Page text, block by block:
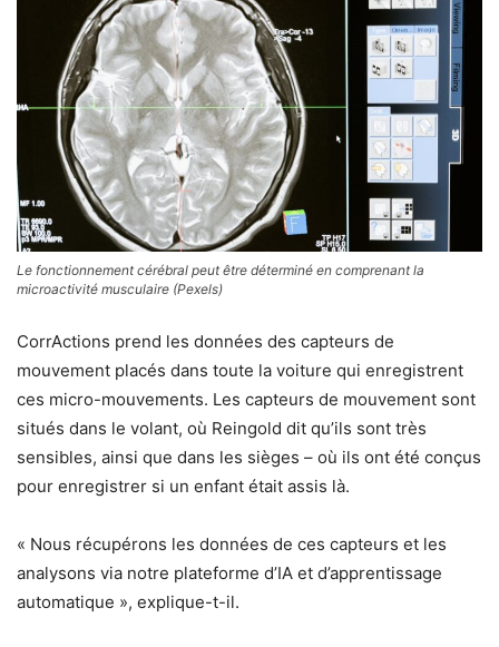
Le fonctionnement cérébral peut être déterminé en comprenant la
microactivité musculaire (Pexels)
CorrActions prend les données des capteurs de
mouvement placés dans toute la voiture qui enregistrent
ces micro-mouvements. Les capteurs de mouvement sont
situés dans le volant, où Reingold dit qu’ils sont très
sensibles, ainsi que dans les sièges – où ils ont été conçus
pour enregistrer si un enfant était assis là.
« Nous récupérons les données de ces capteurs et les
analysons via notre plateforme d’IA et d’apprentissage
automatique », explique-t-il.